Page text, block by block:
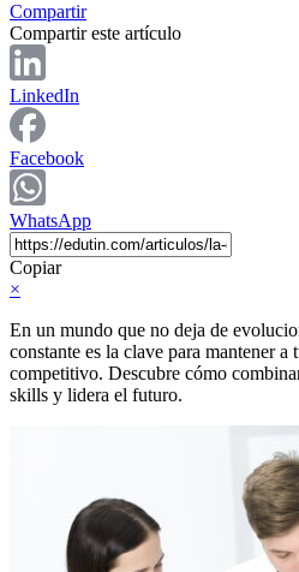
Compartir
Compartir este artículo
LinkedIn
Facebook
WhatsApp
Copiar
×
En un mundo que no deja de
constante es la clave para mantener
competitivo. Descubre cómo
skills y lidera el futuro.